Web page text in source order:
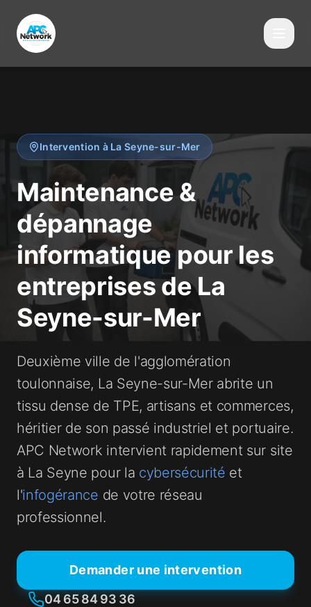
Intervention à La Seyne-sur-Mer
Maintenance &
dépannage
informatique pour les
entreprises de La
Seyne-sur-Mer
Deuxième ville de l'agglomération
toulonnaise, La Seyne-sur-Mer abrite un
tissu dense de TPE, artisans et commerces,
héritier de son passé industriel et portuaire.
APC Network intervient rapidement sur site
à La Seyne pour la cybersécurité et
l'infogérance de votre réseau
professionnel.
Demander une intervention
04 65 84 93 36